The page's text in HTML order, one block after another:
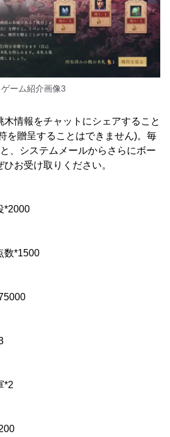
ゲーム紹介画像3
木情報をチャットにシェアすること
を贈呈することはできません)。毎
、システムメールからさらにボー
お受け取りください。
*1500